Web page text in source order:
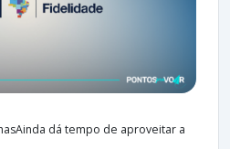
dá tempo de aproveitar a